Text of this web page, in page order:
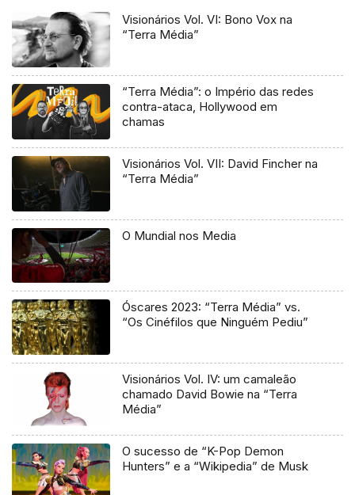
Visionários Vol. VI: Bono Vox na
“Terra Média”
“Terra Média”: o Império das redes
contra-ataca, Hollywood em
chamas
Visionários Vol. VII: David Fincher na
“Terra Média”
O Mundial nos Media
Óscares 2023: “Terra Média” vs.
“Os Cinéfilos que Ninguém Pediu”
Visionários Vol. IV: um camaleão
chamado David Bowie na “Terra
Média”
O sucesso de “K-Pop Demon
Hunters” e a “Wikipedia” de Musk